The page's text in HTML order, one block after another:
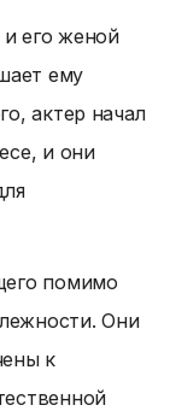
его женой
ему
актер начал
и они
помимо
Они
к